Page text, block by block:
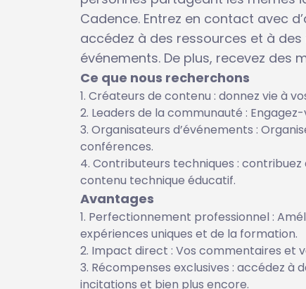
Cadence. Entrez en contact avec
accédez à des ressources et à
événements. De plus, recevez des
Ce que nous recherchons
Créateurs de contenu : donnez vie à
Leaders de la communauté :
Organisateurs d’événements :
conférences.
Contributeurs techniques : contribuez
contenu technique éducatif.
Avantages
Perfectionnement professionnel :
expériences uniques et de la formation.
Impact direct : Vos commentaires et
Récompenses exclusives : accédez à
incitations et bien plus encore.